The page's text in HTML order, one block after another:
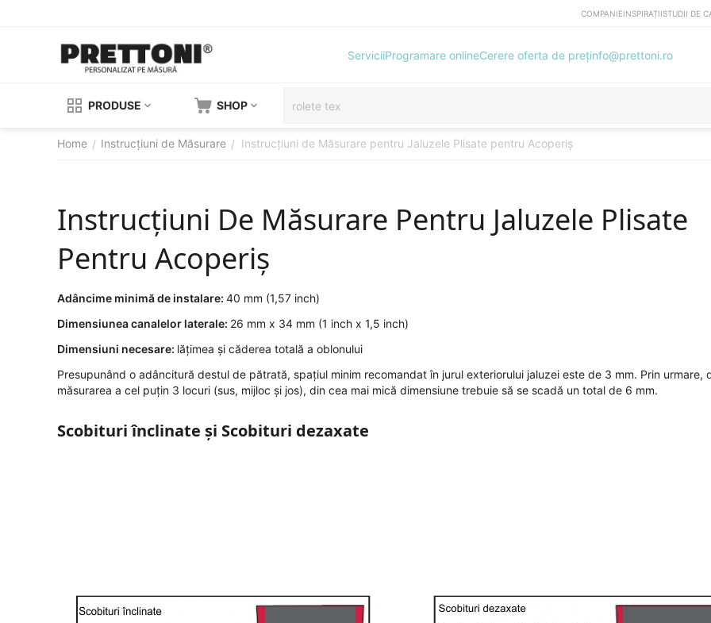
COMPANIEINSPIRAȚIISTUDII DE
ServiciiProgramare onlineCerere oferta de preținfo@prettoni.ro
PRODUSE SHOP
Home / Instrucțiuni de Măsurare / Instrucțiuni de Măsurare pentru Jaluzele Plisate pentru Acoperiș
Instrucțiuni De Măsurare Pentru Jaluzele Plisate
Pentru Acoperiș
Adâncime minimă de instalare: 40 mm (1,57 inch)
Dimensiunea canalelor laterale: 26 mm x 34 mm (1 inch x 1,5 inch)
Dimensiuni necesare: lățimea și căderea totală a oblonului
Presupunând o adâncitură destul de pătrată, spațiul minim recomandat în jurul exteriorului jaluzei este de 3 mm. Prin urmare,
măsurarea a cel puțin 3 locuri (sus, mijloc și jos), din cea mai mică dimensiune trebuie să se scadă un total de 6 mm.
Scobituri înclinate și Scobituri dezaxate